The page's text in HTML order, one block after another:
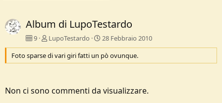
Album di LupoTestardo
9 LupoTestardo
28 Febbraio 2010
Foto sparse di vari giri fatti un pò ovunque.
Non ci sono commenti da visualizzare.